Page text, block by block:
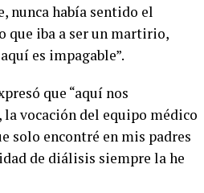
nunca había sentido el
que iba a ser un martirio,
es impagable”.
que “aquí nos
la vocación del equipo médico
solo encontré en mis padres
de diálisis siempre la he